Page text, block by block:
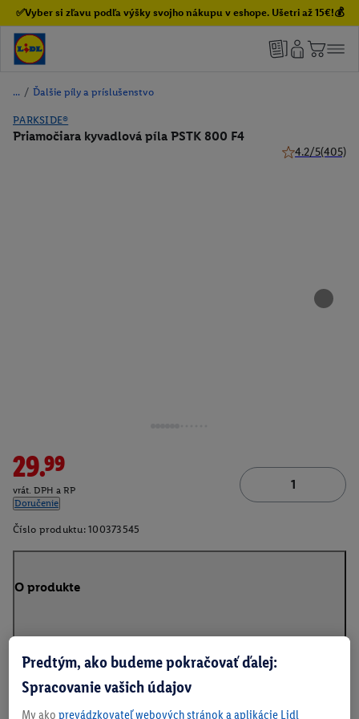
✅Vyber si zľavu podľa výšky svojho nákupu v eshope. Ušetri až 15€!💰
/ Ďalšie píly a príslušenstvo
PARKSIDE®
Priamočiara kyvadlová píla PSTK 800 F4
4.2/5(405)
29.99
vrát. DPH a RP
Doručenie
Číslo produktu: 100373545
O produkte
Na stiahnutie
Predtým, ako budeme pokračovať ďalej:
Spracovanie vašich údajov
My ako prevádzkovateľ webových stránok a aplikácie Lidl